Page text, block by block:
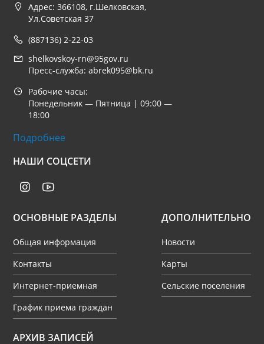
Адрес: 366108, г.Шелковская,
Ул.Советская 37
(887136) 2-22-03
shelkovskoy-rn@95gov.ru
Пресс-служба: abrek095@bk.ru
Рабочие часы:
Понедельник — Пятница | 09:00 —
18:00
Подробнее
НАШИ СОЦСЕТИ
ОСНОВНЫЕ РАЗДЕЛЫ
Общая информация
Контакты
Интернет-приемная
График приема граждан
ДОПОЛНИТЕЛЬНО
Новости
Карты
Сельские поселения
АРХИВ ЗАПИСЕЙ
Архив